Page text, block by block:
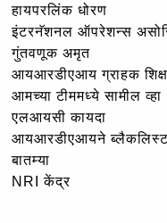
हायपरलिंक धोरण
इंटरनॅशनल ऑपरेशन्स
गुंतवणूक अमृत
आयआरडीएआय ग्राहक
आमच्या टीममध्ये सामील व्हा
एलआयसी कायदा
आयआरडीएआयने ब्लैकलिस्ट
बातम्या
NRI केंद्र